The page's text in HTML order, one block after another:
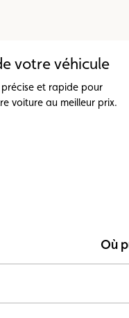
votre véhicule
et rapide pour
voiture au meilleur prix.
Où